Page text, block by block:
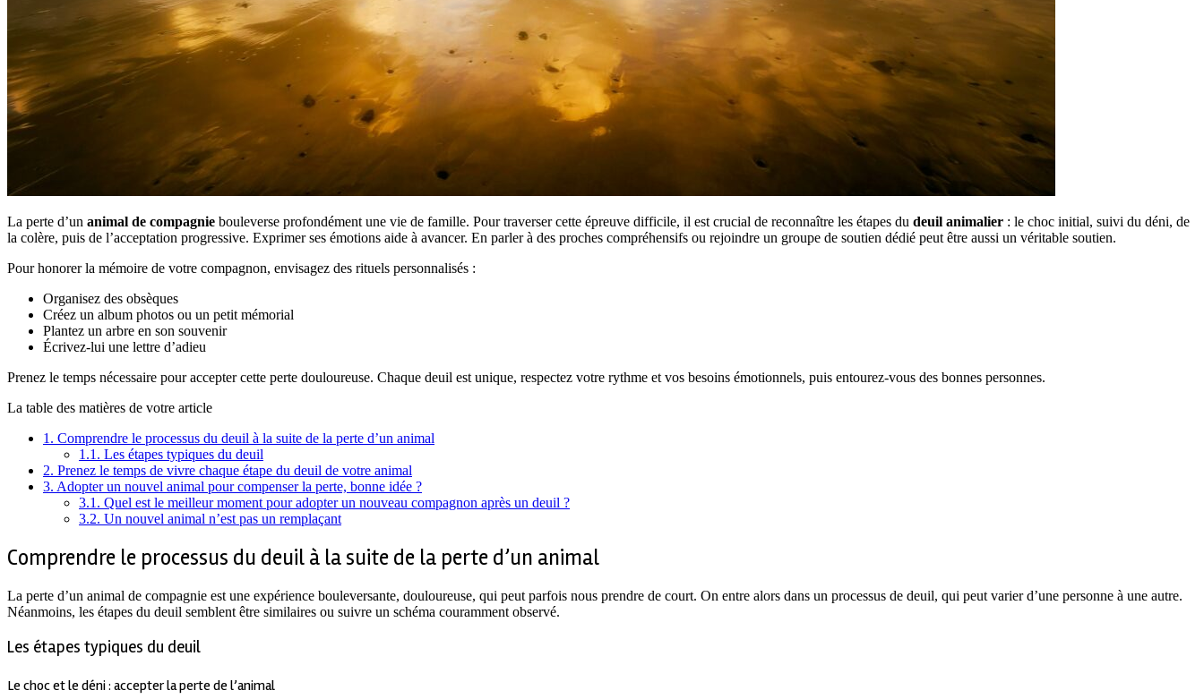
La perte d’un animal de compagnie bouleverse profondément une vie de famille. Pour traverser cette épreuve difficile, il est crucial de reconnaître les étapes du deuil animalier : le choc initial, suivi du déni, de
la colère, puis de l’acceptation progressive. Exprimer ses émotions aide à avancer. En parler à des proches compréhensifs ou rejoindre un groupe de soutien dédié peut être aussi un véritable soutien.
Pour honorer la mémoire de votre compagnon, envisagez des rituels personnalisés :
Organisez des obsèques
Créez un album photos ou un petit mémorial
Plantez un arbre en son souvenir
Écrivez-lui une lettre d’adieu
Prenez le temps nécessaire pour accepter cette perte douloureuse. Chaque deuil est unique, respectez votre rythme et vos besoins émotionnels, puis entourez-vous des bonnes personnes.
La table des matières de votre article
1. Comprendre le processus du deuil à la suite de la perte d’un animal
1.1. Les étapes typiques du deuil
2. Prenez le temps de vivre chaque étape du deuil de votre animal
3. Adopter un nouvel animal pour compenser la perte, bonne idée ?
3.1. Quel est le meilleur moment pour adopter un nouveau compagnon après un deuil ?
3.2. Un nouvel animal n’est pas un remplaçant
Comprendre le processus du deuil à la suite de la perte d’un animal
La perte d’un animal de compagnie est une expérience bouleversante, douloureuse, qui peut parfois nous prendre de court. On entre alors dans un processus de deuil, qui peut varier d’une personne à une autre.
Néanmoins, les étapes du deuil semblent être similaires ou suivre un schéma couramment observé.
Les étapes typiques du deuil
Le choc et le déni : accepter la perte de l’animal